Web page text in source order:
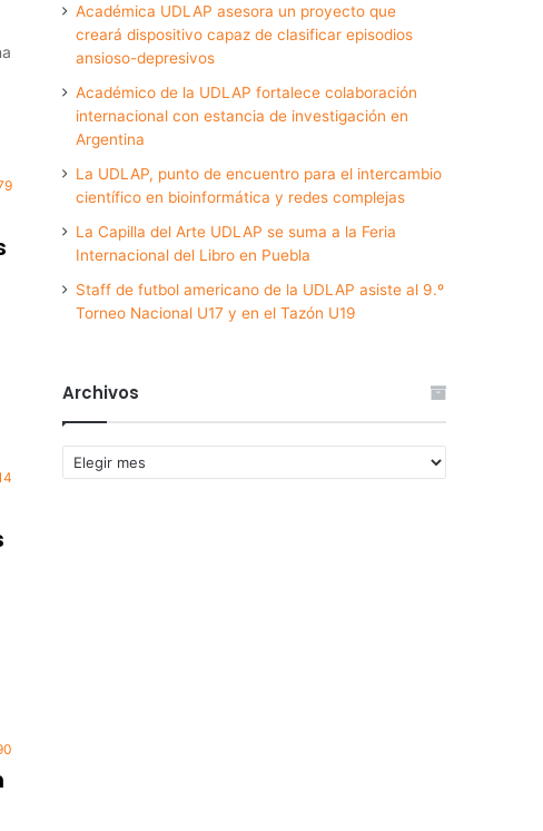
Académica UDLAP asesora un proyecto que
creará dispositivo capaz de clasificar episodios
ansioso-depresivos
Académico de la UDLAP fortalece colaboración
internacional con estancia de investigación en
Argentina
La UDLAP, punto de encuentro para el intercambio
científico en bioinformática y redes complejas
La Capilla del Arte UDLAP se suma a la Feria
Internacional del Libro en Puebla
Staff de futbol americano de la UDLAP asiste al 9.º
Torneo Nacional U17 y en el Tazón U19
Archivos
Archivos